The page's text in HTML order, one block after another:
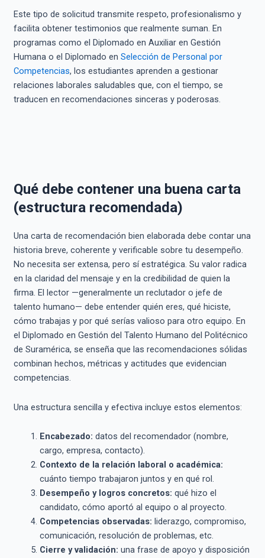
Este tipo de solicitud transmite respeto, profesionalismo y
facilita obtener testimonios que realmente suman. En
programas como el Diplomado en Auxiliar en Gestión
Humana o el Diplomado en Selección de Personal por
Competencias, los estudiantes aprenden a gestionar
relaciones laborales saludables que, con el tiempo, se
traducen en recomendaciones sinceras y poderosas.
Qué debe contener una buena carta
(estructura recomendada)
Una carta de recomendación bien elaborada debe contar una
historia breve, coherente y verificable sobre tu desempeño.
No necesita ser extensa, pero sí estratégica. Su valor radica
en la claridad del mensaje y en la credibilidad de quien la
firma. El lector —generalmente un reclutador o jefe de
talento humano— debe entender quién eres, qué hiciste,
cómo trabajas y por qué serías valioso para otro equipo. En
el Diplomado en Gestión del Talento Humano del Politécnico
de Suramérica, se enseña que las recomendaciones sólidas
combinan hechos, métricas y actitudes que evidencian
competencias.
Una estructura sencilla y efectiva incluye estos elementos:
Encabezado: datos del recomendador (nombre,
cargo, empresa, contacto).
Contexto de la relación laboral o académica:
cuánto tiempo trabajaron juntos y en qué rol.
Desempeño y logros concretos: qué hizo el
candidato, cómo aportó al equipo o al proyecto.
Competencias observadas: liderazgo, compromiso,
comunicación, resolución de problemas, etc.
Cierre y validación: una frase de apoyo y disposición